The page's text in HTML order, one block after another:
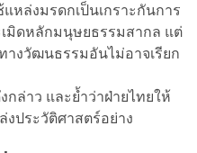
ล่งมรดกเป็นเกราะกันการ
เมิดหลักมนุษยธรรมสากล แต่
งวัฒนธรรมอันไม่อาจเรียก
ล่าว และย้ำว่าฝ่ายไทยให้
ประวัติศาสตร์อย่าง